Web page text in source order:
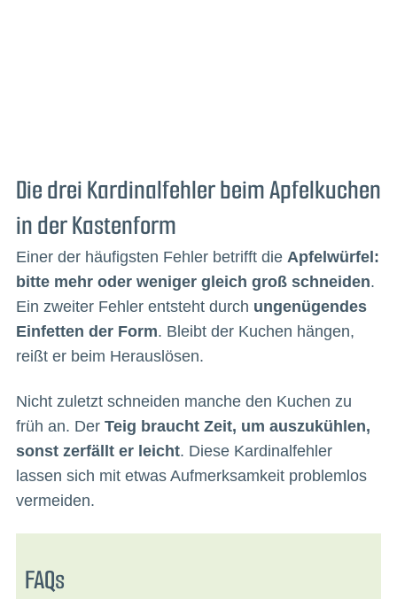
Die drei Kardinalfehler beim Apfelkuchen
in der Kastenform
Einer der häufigsten Fehler betrifft die Apfelwürfel:
bitte mehr oder weniger gleich groß schneiden.
Ein zweiter Fehler entsteht durch ungenügendes
Einfetten der Form. Bleibt der Kuchen hängen,
reißt er beim Herauslösen.
Nicht zuletzt schneiden manche den Kuchen zu
früh an. Der Teig braucht Zeit, um auszukühlen,
sonst zerfällt er leicht. Diese Kardinalfehler
lassen sich mit etwas Aufmerksamkeit problemlos
vermeiden.
FAQs